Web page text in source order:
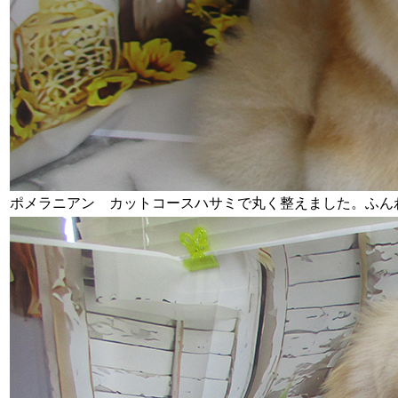
ポメラニアン カットコースハサミで丸く整えました。ふん